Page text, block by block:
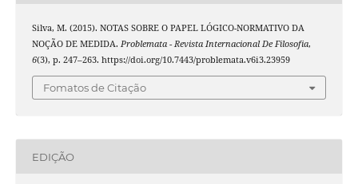
Silva, M. (2015). NOTAS SOBRE O PAPEL LÓGICO-NORMATIVO DA
NOÇÃO DE MEDIDA. Problemata - Revista Internacional De Filosofia,
6(3), p. 247–263. https://doi.org/10.7443/problemata.v6i3.23959
Fomatos de Citação
EDIÇÃO